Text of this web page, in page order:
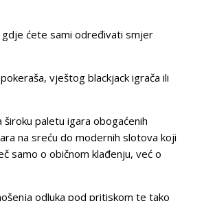
gdje ćete sami određivati smjer
vještog blackjack igrača ili
paletu igara obogaćenih
na sreću do modernih slotova koji
samo o običnom klađenju, već o
odluka pod pritiskom te tako